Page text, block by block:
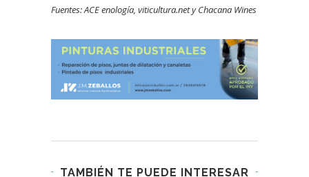
Fuentes: ACE enología, viticultura.net y Chacana Wines
TAMBIÉN TE PUEDE INTERESAR